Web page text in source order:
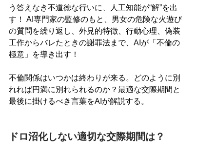
う答えなき不道徳な行いに、人工知能が“解”を出
す！ AI専門家の監修のもと、男女の危険な火遊び
の質問を繰り返し、外見的特徴、行動心理、偽装
工作からバレたときの謝罪法まで、AIが「不倫の
極意」を導き出す！
不倫関係はいつかは終わりが来る。どのように別
れれば円満に別れられるのか？最適な交際期間と
最後に掛けるべき言葉をAIが解説する。
ドロ沼化しない適切な交際期間は？